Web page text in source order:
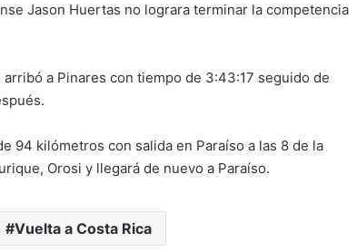
Jason Huertas no lograra terminar la competencia
a Pinares con tiempo de 3:43:17 seguido de
94 kilómetros con salida en Paraíso a las 8 de la
Orosi y llegará de nuevo a Paraíso.
Vuelta a Costa Rica